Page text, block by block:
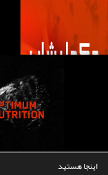
اینجا هستید